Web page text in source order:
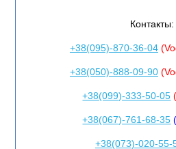
Контакты:
+38(095)-870-36-04
+38(050)-888-09-90
+38(099)-333-50-05
+38(067)-761-68-35
+38(073)-020-55-